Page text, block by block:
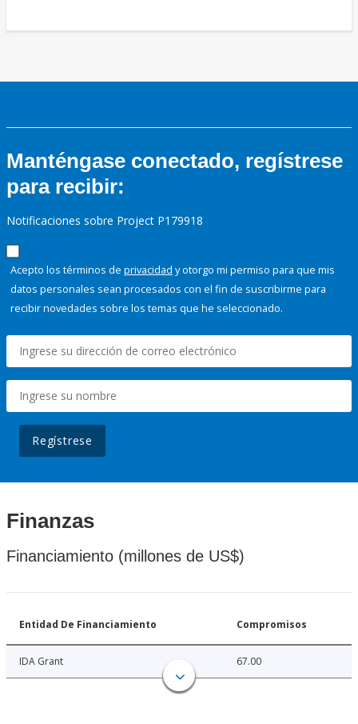
Manténgase conectado, regístrese
para recibir:
Notificaciones sobre Project P179918
Acepto los términos de privacidad y otorgo mi permiso para que mis
datos personales sean procesados con el fin de suscribirme para
recibir novedades sobre los temas que he seleccionado.
Regístrese
Finanzas
Financiamiento (millones de US$)
Entidad De Financiamiento Compromisos
IDA Grant 67.00